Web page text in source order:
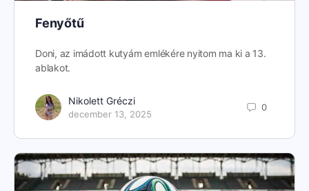
Fenyőtű
Doni, az imádott kutyám emlékére nyitom ma ki a 13.
ablakot.
Nikolett Gréczi
december 13, 2025
0